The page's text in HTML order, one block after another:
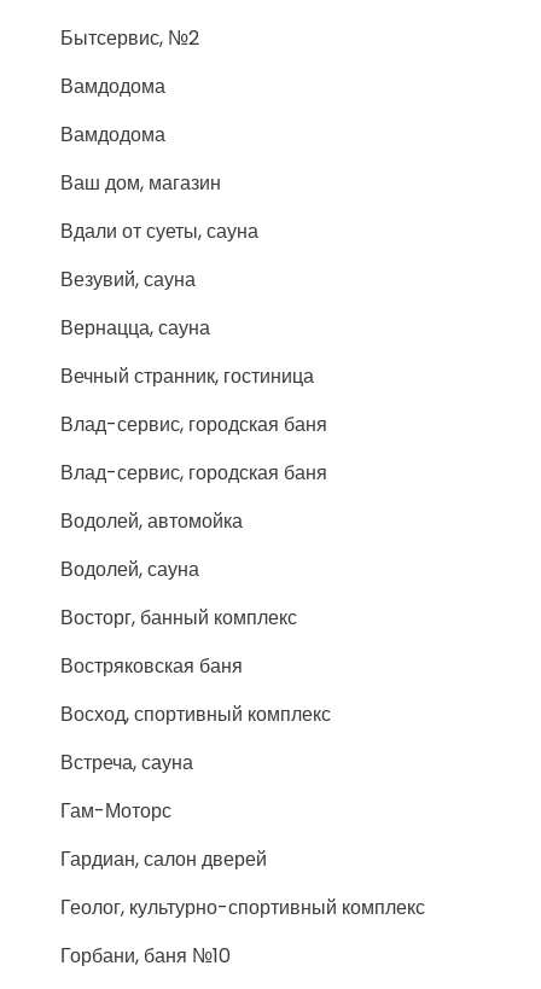
Бытсервис, №2
Вамдодома
Вамдодома
Ваш дом, магазин
Вдали от суеты, сауна
Везувий, сауна
Вернацца, сауна
Вечный странник, гостиница
Влад-сервис, городская баня
Влад-сервис, городская баня
Водолей, автомойка
Водолей, сауна
Восторг, банный комплекс
Востряковская баня
Восход, спортивный комплекс
Встреча, сауна
Гам-Моторс
Гардиан, салон дверей
Геолог, культурно-спортивный комплекс
Горбани, баня №10